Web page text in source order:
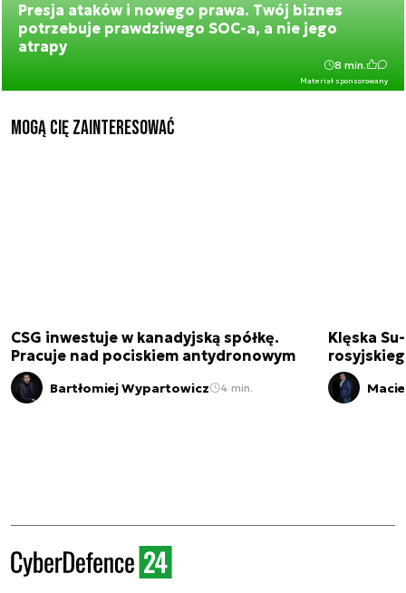
Presja ataków i nowego prawa. Twój biznes
potrzebuje prawdziwego SOC-a, a nie jego
atrapy
Materiał sponsorowany
8 min.
Mogą Cię zainteresować
CSG inwestuje w kanadyjską spółkę.
Pracuje nad pociskiem antydronowym
Bartłomiej Wypartowicz 4 min.
Klęska